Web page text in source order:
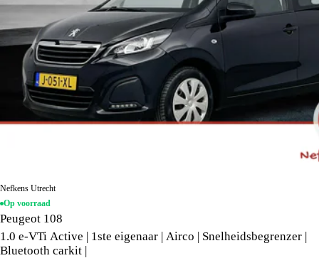
Nefkens Utrecht
Op voorraad
Peugeot 108
1.0 e-VTi Active | 1ste eigenaar | Airco | Snelheidsbegrenzer |
Bluetooth carkit |